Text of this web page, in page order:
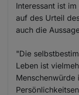
Interessant ist
auf des Urteil
auch die
"Die
Leben ist
Menschenwürde